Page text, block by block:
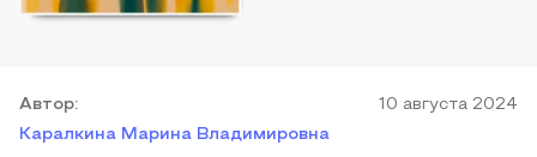
Автор:
Каралкина Марина Владимировна
10 августа 2024